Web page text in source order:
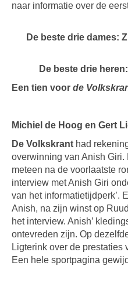
naar informatie over de
De beste drie dames:
De beste drie
Een tien voor de
Michiel de Hoog en Gert
De Volkskrant had
overwinning van Anish
meteen na de voorlaatste
interview met Anish Giri
van het informatietijdperk’.
Anish, na zijn winst op
het interview. Anish’
ontevreden zijn. Op
Ligterink over de prestaties
Een hele sportpagina